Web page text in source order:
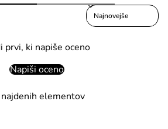
Sort reviews by
prvi, ki napiše oceno
Napiši oceno
elementov